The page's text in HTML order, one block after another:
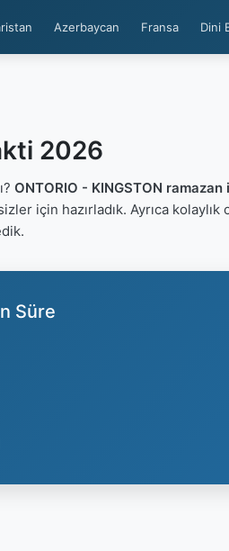
Azerbaycan Fransa Dini
2026
ONTORIO - KINGSTON
için hazırladık. Ayrıca kolaylık
Süre